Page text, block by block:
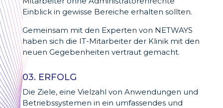
Einblick in gewisse Bereiche erhalten sollten.
Gemeinsam mit den Experten von NETWAYS
haben sich die IT-Mitarbeiter der Klinik mit den
neuen Gegebenheiten vertraut gemacht.
03. ERFOLG
Die Ziele, eine Vielzahl von Anwendungen und
Betriebssystemen in ein umfassendes und